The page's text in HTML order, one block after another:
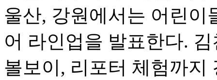
울산, 강원에서는 어린이
어 라인업을 발표한다.
볼보이, 리포터 체험까지